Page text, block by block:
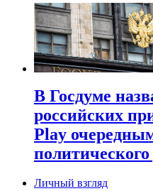
В Госдуме
российских
Play
Личный взгляд